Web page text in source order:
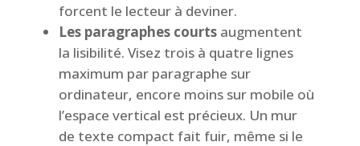
forcent le lecteur à deviner.
Les paragraphes courtsaugmentent
la lisibilité. Visez trois à quatre lignes
maximum par paragraphe sur
ordinateur, encore moins sur mobile où
l’espace vertical est précieux. Un mur
de texte compact fait fuir, même si le